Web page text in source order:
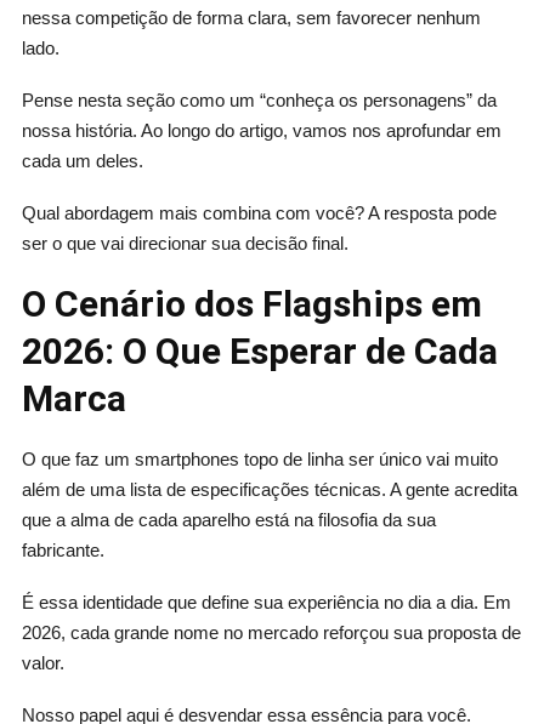
nessa competição de forma clara, sem favorecer nenhum
lado.
Pense nesta seção como um “conheça os personagens” da
nossa história. Ao longo do artigo, vamos nos aprofundar em
cada um deles.
Qual abordagem mais combina com você? A resposta pode
ser o que vai direcionar sua decisão final.
O Cenário dos Flagships em
2026: O Que Esperar de Cada
Marca
O que faz um smartphones topo de linha ser único vai muito
além de uma lista de especificações técnicas. A gente acredita
que a alma de cada aparelho está na filosofia da sua
fabricante.
É essa identidade que define sua experiência no dia a dia. Em
2026, cada grande nome no mercado reforçou sua proposta de
valor.
Nosso papel aqui é desvendar essa essência para você.